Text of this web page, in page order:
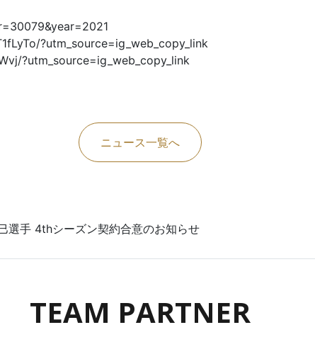
?utm_source=ig_web_copy_link
?utm_source=ig_web_copy_link
ニュース一覧へ
選手 4thシーズン契約合意のお知らせ
TEAM PARTNER